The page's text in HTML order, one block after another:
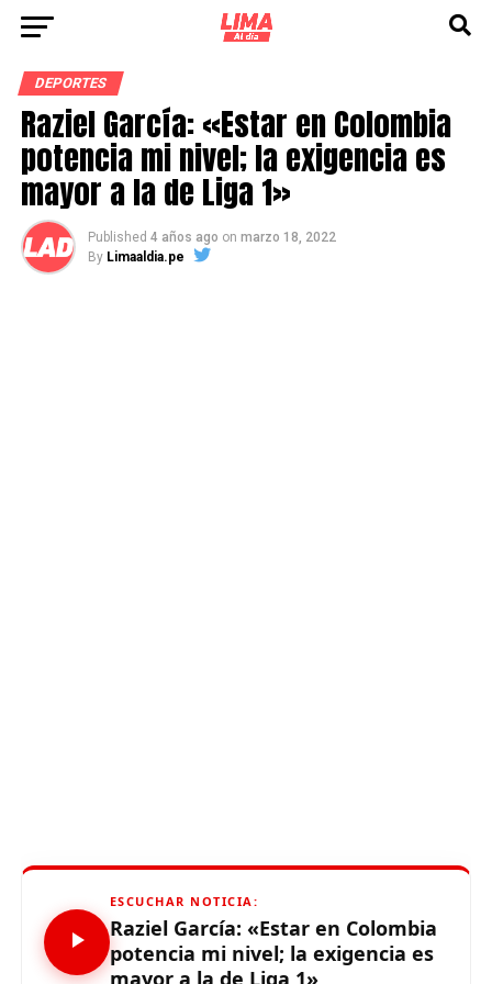
DEPORTES
Raziel García: «Estar en Colombia
potencia mi nivel; la exigencia es
mayor a la de Liga 1»
Published 4 años ago on marzo 18, 2022
By Limaaldia.pe
ESCUCHAR NOTICIA:
Raziel García: «Estar en Colombia
potencia mi nivel; la exigencia es
mayor a la de Liga 1»